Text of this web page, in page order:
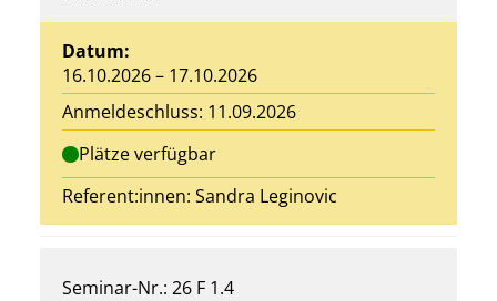
Datum:
16.10.2026 – 17.10.2026
Anmeldeschluss: 11.09.2026
Plätze verfügbar
Referent:innen: Sandra Leginovic
Seminar-Nr.: 26 F 1.4